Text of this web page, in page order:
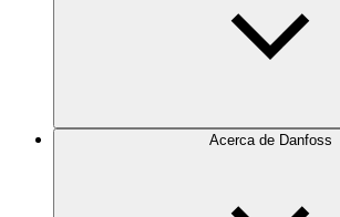
Acerca de Danfoss